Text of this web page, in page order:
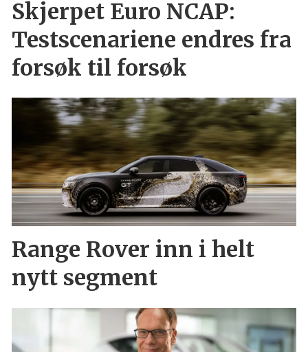
Skjerpet Euro NCAP:
Testscenariene endres fra
forsøk til forsøk
Range Rover inn i helt
nytt segment